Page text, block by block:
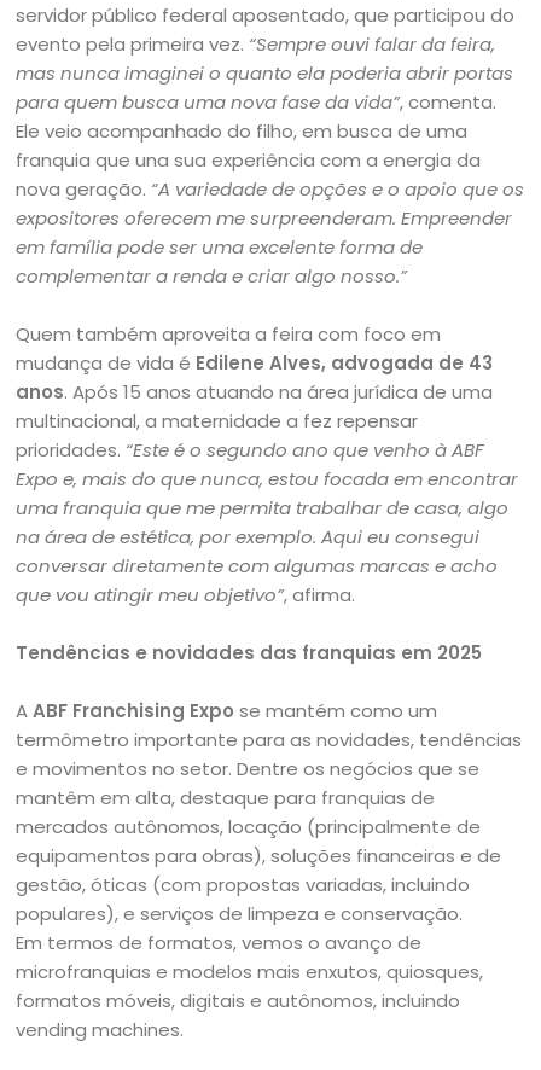
servidor público federal aposentado, que participou do
evento pela primeira vez. “Sempre ouvi falar da feira,
mas nunca imaginei o quanto ela poderia abrir portas
para quem busca uma nova fase da vida”, comenta.
Ele veio acompanhado do filho, em busca de uma
franquia que una sua experiência com a energia da
nova geração. “A variedade de opções e o apoio que os
expositores oferecem me surpreenderam. Empreender
em família pode ser uma excelente forma de
complementar a renda e criar algo nosso.”
Quem também aproveita a feira com foco em
mudança de vida é Edilene Alves, advogada de 43
anos. Após 15 anos atuando na área jurídica de uma
multinacional, a maternidade a fez repensar
prioridades. “Este é o segundo ano que venho à ABF
Expo e, mais do que nunca, estou focada em encontrar
uma franquia que me permita trabalhar de casa, algo
na área de estética, por exemplo. Aqui eu consegui
conversar diretamente com algumas marcas e acho
que vou atingir meu objetivo”, afirma.
Tendências e novidades das franquias em 2025
AABF Franchising Expo se mantém como um
termômetro importante para as novidades, tendências
e movimentos no setor. Dentre os negócios que se
mantêm em alta, destaque para franquias de
mercados autônomos, locação (principalmente de
equipamentos para obras), soluções financeiras e de
gestão, óticas (com propostas variadas, incluindo
populares), e serviços de limpeza e conservação.
Em termos de formatos, vemos o avanço de
microfranquias e modelos mais enxutos, quiosques,
formatos móveis, digitais e autônomos, incluindo
vending machines.